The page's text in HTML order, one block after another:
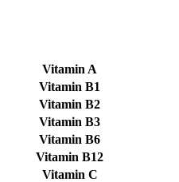
Vitamin A
Vitamin B1
Vitamin B2
Vitamin B3
Vitamin B6
Vitamin B12
Vitamin C